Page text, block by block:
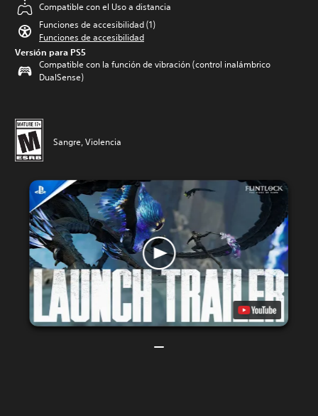
Compatible con el Uso a distancia
Funciones de accesibilidad (1)
Funciones de accesibilidad
Versión para PS5
Compatible con la función de vibración (control inalámbrico
DualSense)
Sangre, Violencia